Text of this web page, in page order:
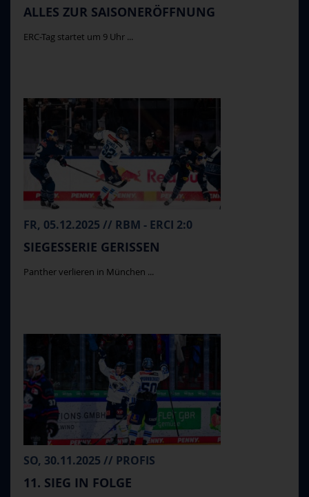
ALLES ZUR SAISONERÖFFNUNG
ERC-Tag startet um 9 Uhr ...
FR, 05.12.2025 // RBM - ERCI 2:0
SIEGESSERIE GERISSEN
Panther verlieren in München ...
SO, 30.11.2025 // PROFIS
11. SIEG IN FOLGE